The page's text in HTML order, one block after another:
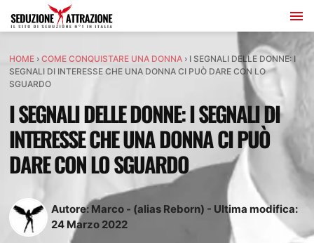
HOME› COME CONQUISTARE UNA DONNA› I SEGNALI DELLE DONNE: I
SEGNALI DI INTERESSE CHE UNA DONNA CI PUÒ DARE CON LO
SGUARDO
I SEGNALI DELLE DONNE: I SEGNALI DI
INTERESSE CHE UNA DONNA CI PUÒ
DARE CON LO SGUARDO
Autore: Marco - (alias Reborn) - Ultima modifica:
24 Marzo 2022